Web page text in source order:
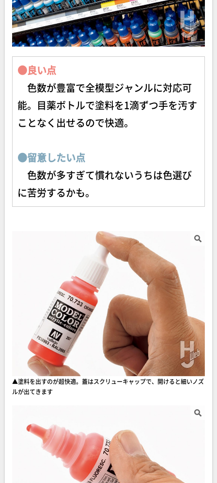
●良い点
色数が豊富で全模型ジャンルに対応可
能。目薬ボトルで塗料を1滴ずつ手を汚す
ことなく出せるので快適。
●留意したい点
色数が多すぎて慣れないうちは色選び
に苦労するかも。
▲塗料を出すのが超快適。蓋はスクリューキャップで、開けると細いノズ
ルが出てきます